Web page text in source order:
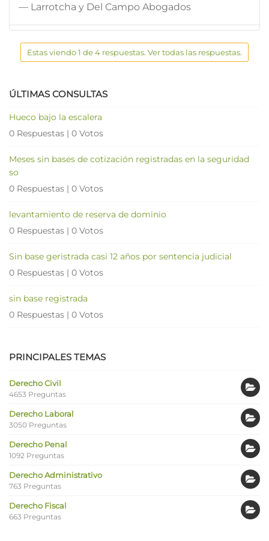
— Larrotcha y Del Campo Abogados
Estas viendo 1 de 4 respuestas. Ver todas las respuestas.
ÚLTIMAS CONSULTAS
Hueco bajo la escalera
0 Respuestas | 0 Votos
Meses sin bases de cotización registradas en la seguridad
so
0 Respuestas | 0 Votos
levantamiento de reserva de dominio
0 Respuestas | 0 Votos
Sin base geristrada casi 12 años por sentencia judicial
0 Respuestas | 0 Votos
sin base registrada
0 Respuestas | 0 Votos
PRINCIPALES TEMAS
Derecho Civil
4653 Preguntas
Derecho Laboral
3050 Preguntas
Derecho Penal
1092 Preguntas
Derecho Administrativo
763 Preguntas
Derecho Fiscal
663 Preguntas